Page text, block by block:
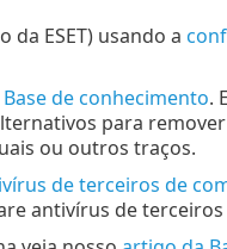
ESET) usando a
de conhecimento.
para
ou outros traços.
de terceiros de
antivírus de